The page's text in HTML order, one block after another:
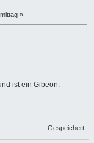
»
ist ein Gibeon.
Gespeichert